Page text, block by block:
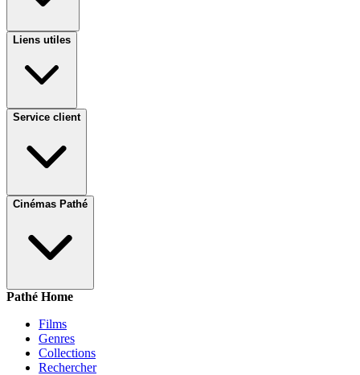
Liens utiles
Service client
Cinémas Pathé
Pathé Home
Films
Genres
Collections
Rechercher